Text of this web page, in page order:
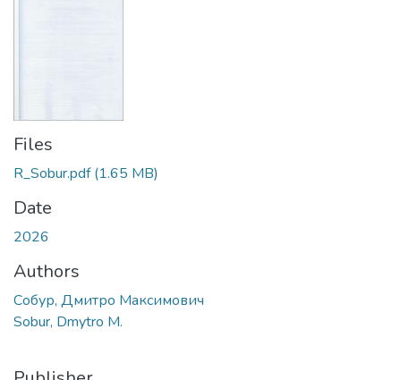
Files
R_Sobur.pdf(1.65 MB)
Date
2026
Authors
Собур, Дмитро Максимович
Sobur, Dmytro M.